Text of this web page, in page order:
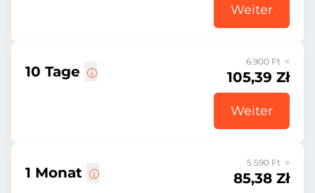
Weiter
10 Tage
6.900 Ft =
105,39 Zł
Weiter
1 Monat
5.590 Ft =
85,38 Zł